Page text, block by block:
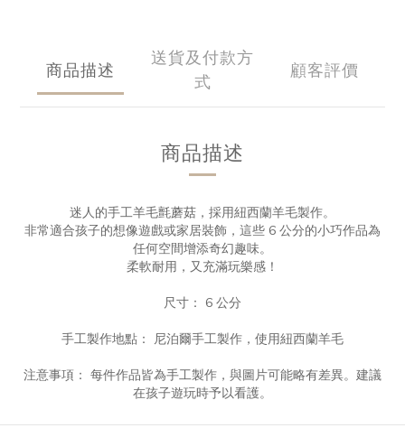
商品描述
送貨及付款方
式
顧客評價
商品描述
迷人的手工羊毛氈蘑菇，採用紐西蘭羊毛製作。
非常適合孩子的想像遊戲或家居裝飾，這些 6 公分的小巧作品為
任何空間增添奇幻趣味。
柔軟耐用，又充滿玩樂感！
尺寸： 6 公分
手工製作地點： 尼泊爾手工製作，使用紐西蘭羊毛
注意事項： 每件作品皆為手工製作，與圖片可能略有差異。建議
在孩子遊玩時予以看護。